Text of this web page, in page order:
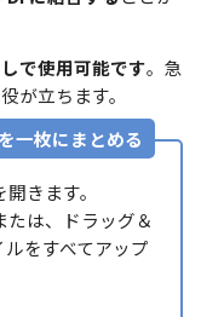
で使用可能です。急
が立ちます。
一枚にまとめる
きます。
たは、ドラッグ＆
をすべてアップ